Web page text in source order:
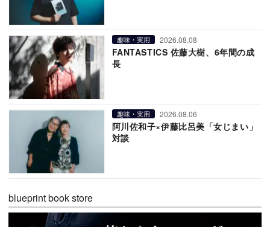
趣味・実用 2026.08.08
FANTASTICS 佐藤大樹、6年間の成
長
趣味・実用 2026.08.06
阿川佐和子×伊藤比呂美「女じまい」
対談
blueprint book store